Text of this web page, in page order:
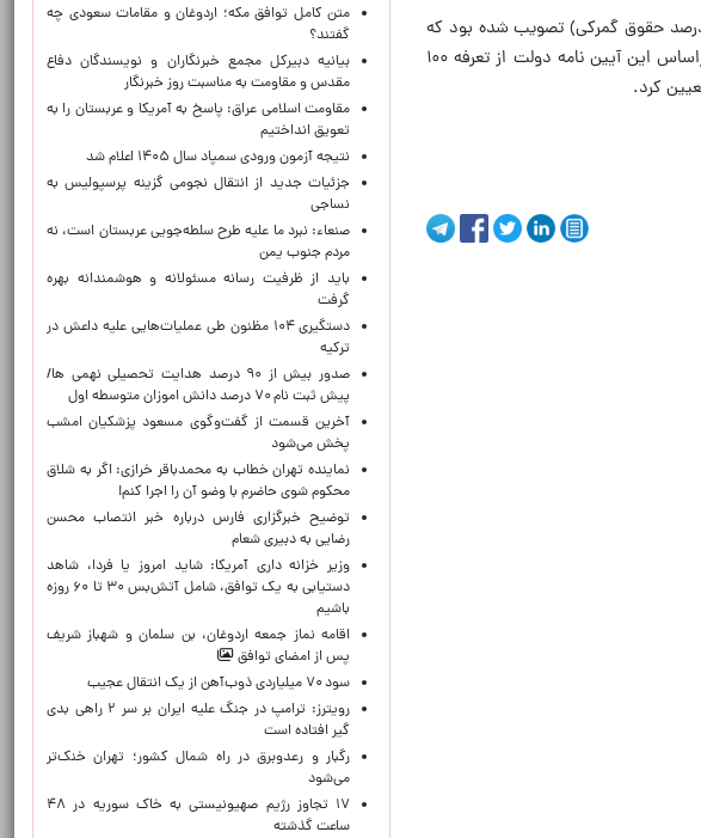
از این در بودجه حقوق ورودی خودرو با عدد ۱۰۰ درصد (ترکیب ۹۶ درصد سود بازرگانی و ۴ درصد حقوق گمرکی) تصویب شده بود که
دولت در آیین نامه اجرایی این حقوق ورودی را بر اساس حجم موتور خودروها کاهش داد یعنی براساس این آیین نامه دولت از تعرفه ۱۰۰
متن کامل توافق مکه؛ اردوغان و مقامات سعودی چه
گفتند؟
بیانیه دبیرکل مجمع خبرنگاران و نویسندگان دفاع
مقدس و مقاومت به مناسبت روز خبرنگار
مقاومت اسلامی عراق: پاسخ به آمریکا و عربستان را به
تعویق انداختیم
نتیجه آزمون ورودی سمپاد سال ۱۴۰۵ اعلام شد
جزئیات جدید از انتقال نجومی گزینه پرسپولیس به
نساجی
صنعاء: نبرد ما علیه طرح سلطه‌جویی عربستان است، نه
مردم جنوب یمن
باید از ظرفیت رسانه مسئولانه و هوشمندانه بهره
گرفت
دستگیری ۱۰۴ مظنون طی عملیات‌هایی علیه داعش در
ترکیه
صدور بیش از ۹۰ درصد هدایت تحصیلی نهمی ها/
پیش ثبت نام ۷۰ درصد دانش اموزان متوسطه اول
آخرین قسمت از گفت‌وگوی مسعود پزشکیان امشب
پخش می‌شود
نماینده تهران خطاب به محمدباقر خرازی: اگر به شلاق
محکوم شوی حاضرم با وضو آن را اجرا کنم!
توضیح خبرگزاری فارس درباره خبر انتصاب محسن
رضایی به دبیری شعام
وزیر خزانه داری آمریکا: شاید امروز یا فردا، شاهد
دستیابی به یک توافق، شامل آتش‌بس ۳۰ تا ۶۰ روزه
باشیم
اقامه نماز جمعه اردوغان، بن ‌سلمان و شهباز شریف
پس از امضای توافق
سود ۷۰ میلیاردی ذوب‌آهن از یک انتقال عجیب
رویترز: ترامپ در جنگ علیه ایران بر سر ۲ راهی بدی
گیر افتاده است
رگبار و رعدوبرق در راه شمال کشور؛ تهران خنک‌تر
می‌شود
۱۷ تجاوز رژیم صهیونیستی به خاک سوریه در ۴۸
ساعت گذشته